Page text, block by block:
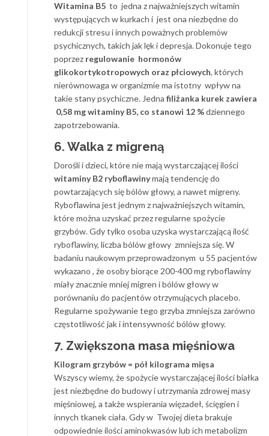
Witamina B5 to jedna z najważniejszych witamin
występujących w kurkach i jest ona niezbędne do
redukcji stresu i innych poważnych problemów
psychicznych, takich jak lęk i depresja. Dokonuje tego
poprzez regulowanie hormonów
glikokortykotropowych oraz płciowych, których
nierównowaga w organizmie ma istotny wpływ na
takie stany psychiczne. Jedna filiżanka kurek zawiera
0,58 mg witaminy B5, co stanowi 12 %dziennego
zapotrzebowania.
6. Walka z migreną
Dorośli i dzieci, które nie mają wystarczającej ilości
witaminy B2 ryboflawinymają tendencję do
powtarzających się bólów głowy, a nawet migreny.
Ryboflawina jest jednym z najważniejszych witamin,
które można uzyskać przez regularne spożycie
grzybów. Gdy tylko osoba uzyska wystarczającą ilość
ryboflawiny, liczba bólów głowy zmniejsza się. W
badaniu naukowym przeprowadzonym u 55 pacjentów
wykazano , że osoby biorące 200-400 mg ryboflawiny
miały znacznie mniej migren i bólów głowy w
porównaniu do pacjentów otrzymujących placebo.
Regularne spożywanie tego grzyba zmniejsza zarówno
częstotliwość jak i intensywność bólów głowy.
7. Zwiększona masa mięśniowa
Kilogram grzybów = pół kilograma mięsa
Wszyscy wiemy, że spożycie wystarczającej ilości białka
jest niezbędne do budowy i utrzymania zdrowej masy
mięśniowej, a także wspierania więzadeł, ścięgien i
innych tkanek ciała. Gdy w Twojej dieta brakuje
odpowiednie ilości aminokwasów lub ich metabolizm